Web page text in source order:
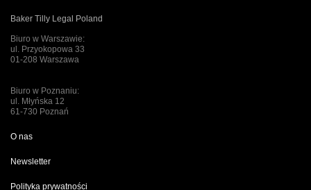
Baker Tilly Legal Poland
Biuro w Warszawie:
ul. Przyokopowa 33
01-208 Warszawa
Biuro w Poznaniu:
ul. Młyńska 12
61-730 Poznań
O nas
Newsletter
Polityka prywatności